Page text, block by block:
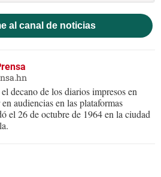
al canal de noticias
decano de los diarios impresos en
audiencias en las plataformas
el 26 de octubre de 1964 en la ciudad